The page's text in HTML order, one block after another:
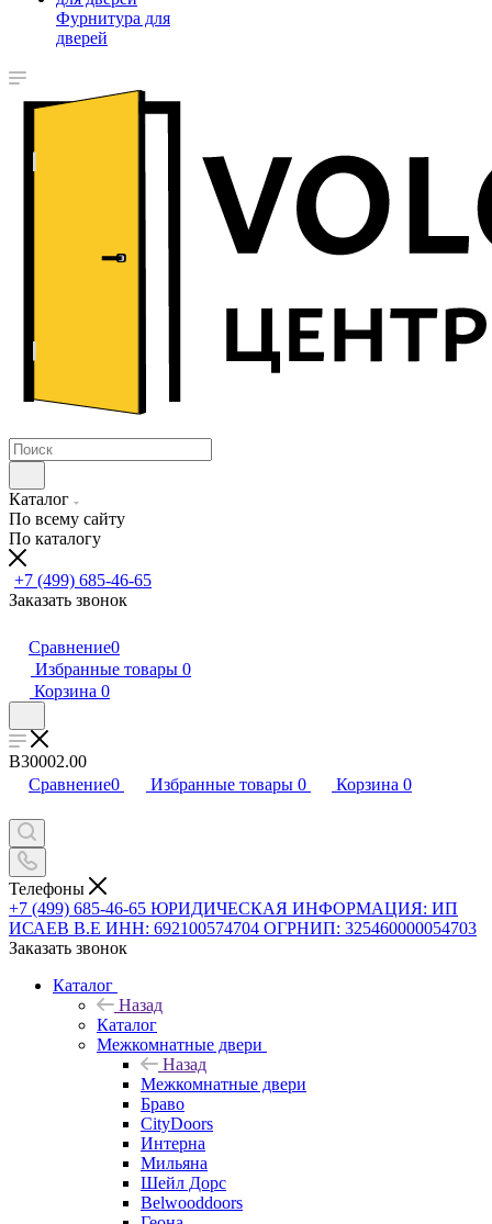
Фурнитура для
дверей
Каталог
По всему сайту
По каталогу
+7 (499) 685-46-65
Заказать звонок
Сравнение0
Избранные товары 0
Корзина 0
B30002.00
Сравнение0 Избранные товары 0 Корзина 0
Телефоны
+7 (499) 685-46-65 ЮРИДИЧЕСКАЯ ИНФОРМАЦИЯ: ИП
ИСАЕВ В.Е ИНН: 692100574704 ОГРНИП: 325460000054703
Заказать звонок
Каталог
Назад
Каталог
Межкомнатные двери
Назад
Межкомнатные двери
Браво
CityDoors
Интерна
Мильяна
Шейл Дорс
Belwooddoors